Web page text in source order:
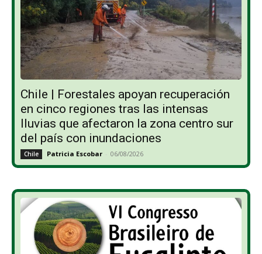
Chile | Forestales apoyan recuperación
en cinco regiones tras las intensas
lluvias que afectaron la zona centro sur
del país con inundaciones
Chile Patricia Escobar - 06/08/2026